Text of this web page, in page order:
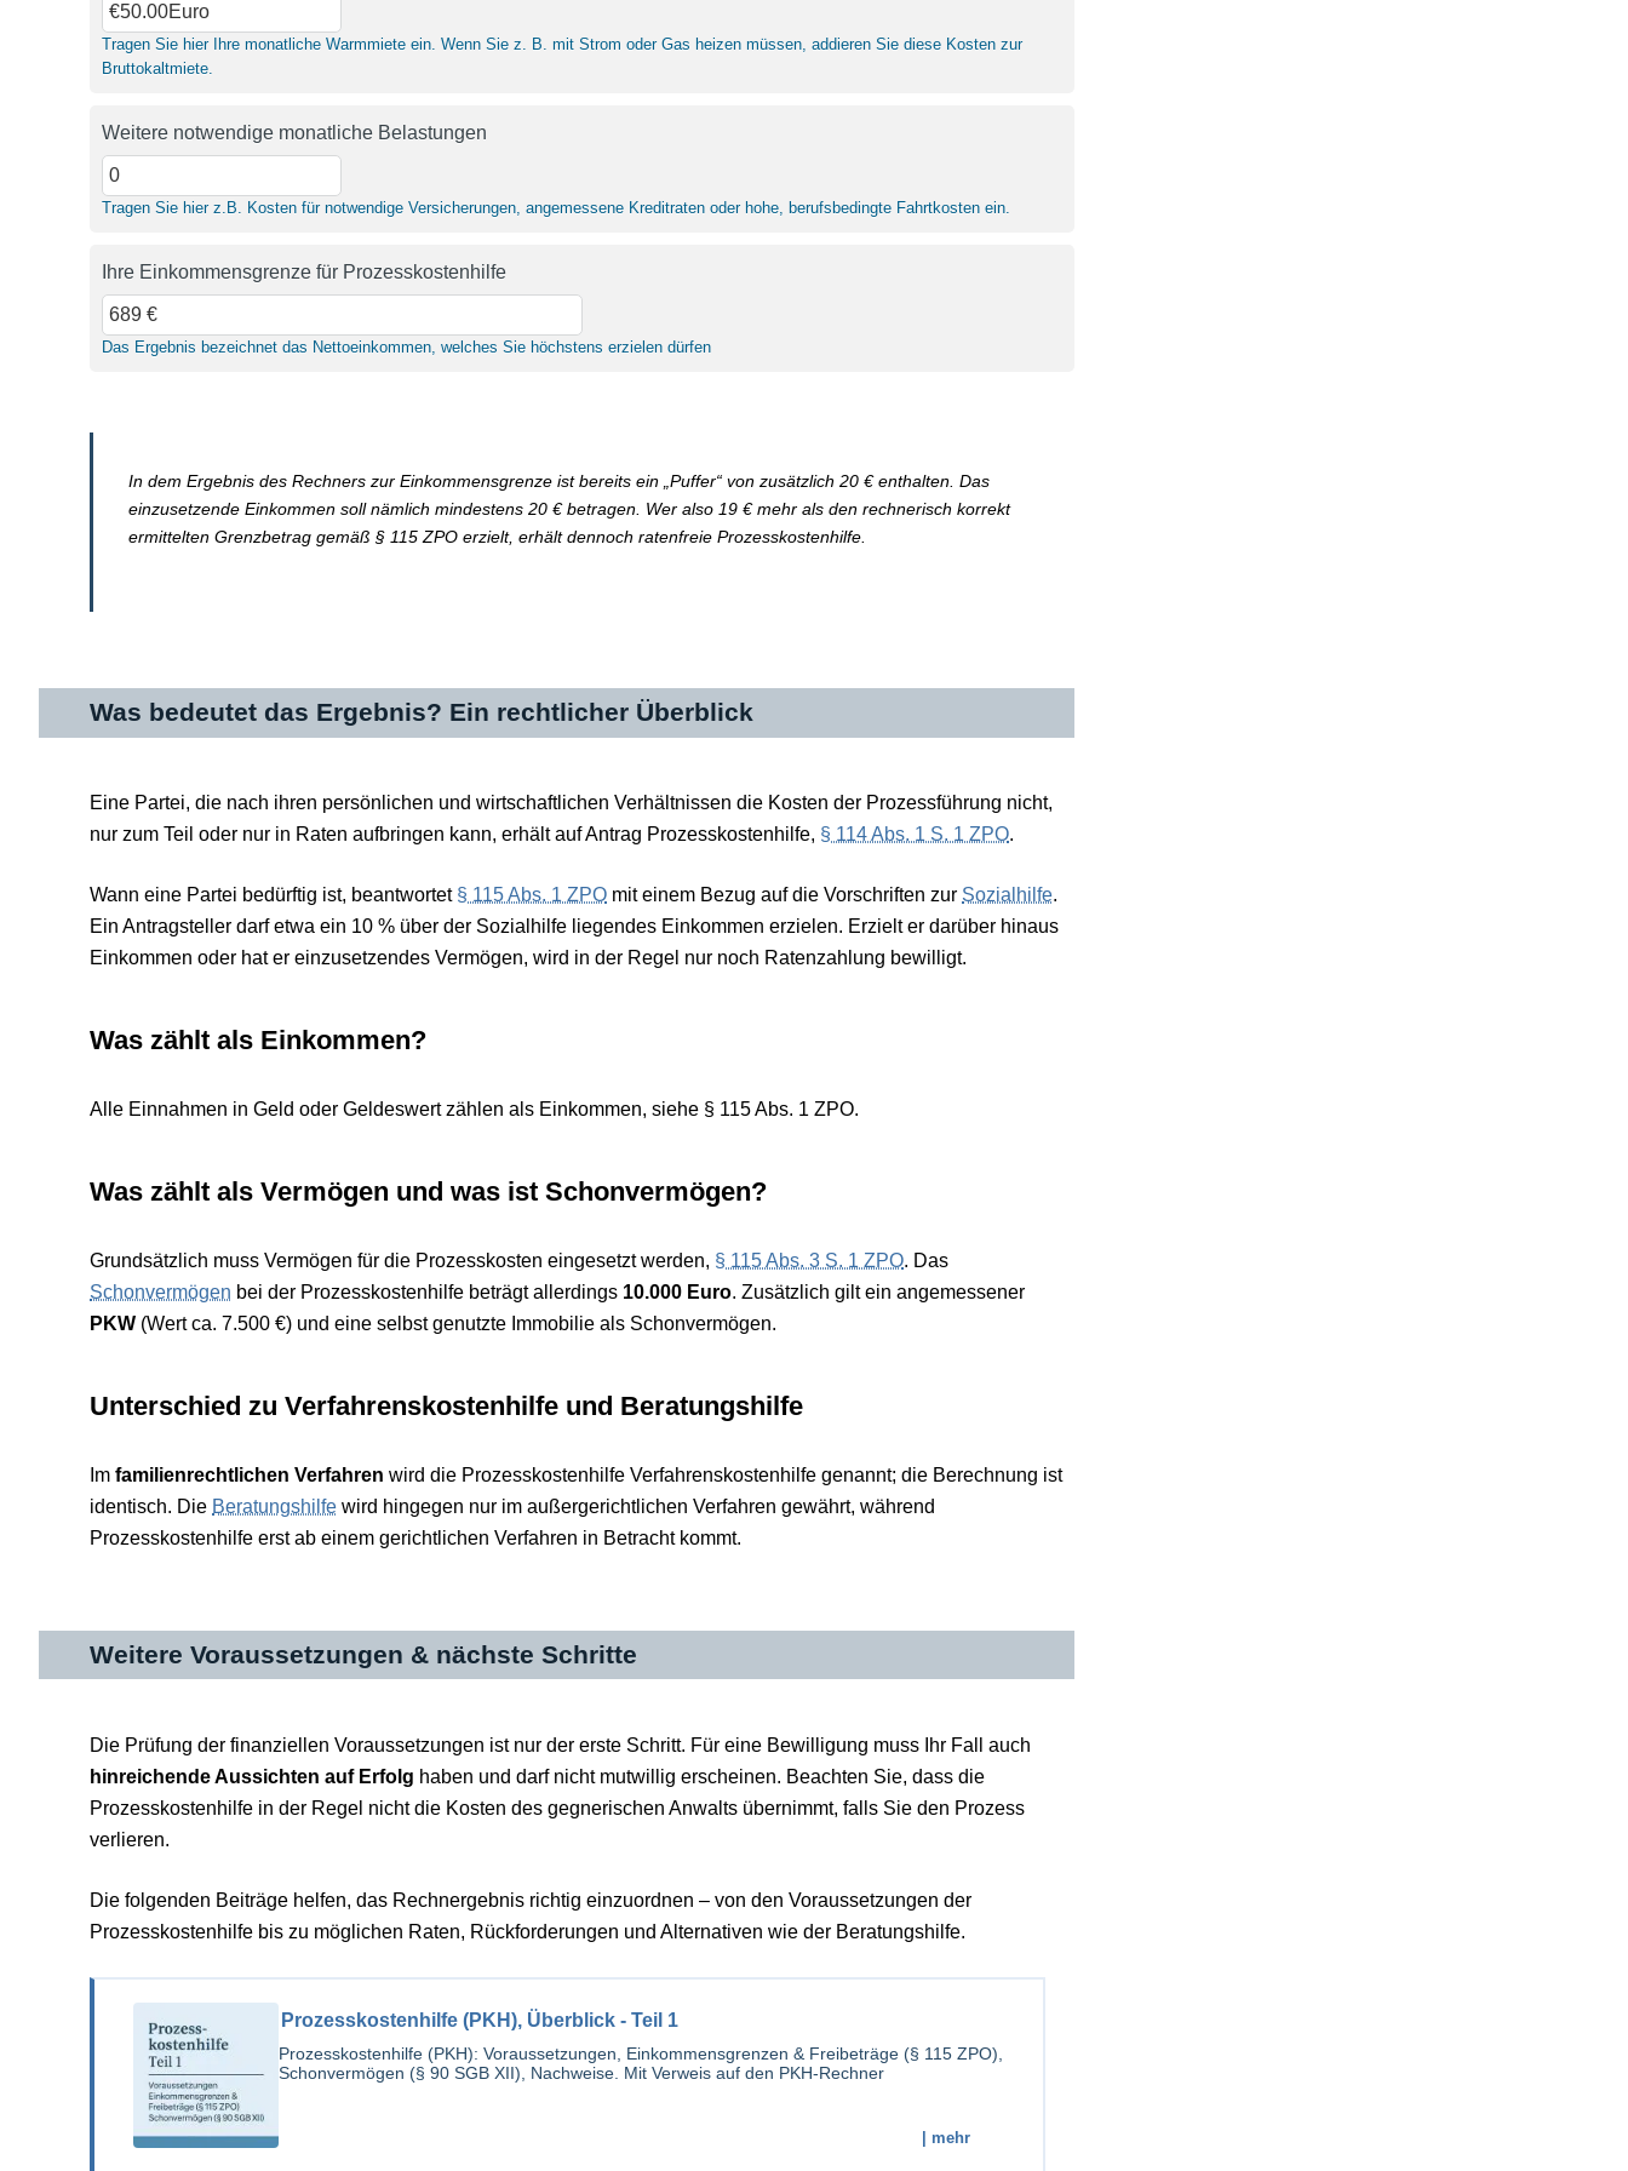
Tragen Sie hier Ihre monatliche Warmmiete ein. Wenn Sie z. B. mit Strom oder Gas heizen müssen, addieren Sie diese Kosten zur
Bruttokaltmiete.
Weitere notwendige monatliche Belastungen
Tragen Sie hier z.B. Kosten für notwendige Versicherungen, angemessene Kreditraten oder hohe, berufsbedingte Fahrtkosten ein.
Ihre Einkommensgrenze für Prozesskostenhilfe
Das Ergebnis bezeichnet das Nettoeinkommen, welches Sie höchstens erzielen dürfen
In dem Ergebnis des Rechners zur Einkommensgrenze ist bereits ein „Puffer“ von zusätzlich 20 € enthalten. Das
einzusetzende Einkommen soll nämlich mindestens 20 € betragen. Wer also 19 € mehr als den rechnerisch korrekt
ermittelten Grenzbetrag gemäß § 115 ZPO erzielt, erhält dennoch ratenfreie Prozesskostenhilfe.
Was bedeutet das Ergebnis? Ein rechtlicher Überblick
Eine Partei, die nach ihren persönlichen und wirtschaftlichen Verhältnissen die Kosten der Prozessführung nicht,
nur zum Teil oder nur in Raten aufbringen kann, erhält auf Antrag Prozesskostenhilfe, § 114 Abs. 1 S. 1 ZPO.
Wann eine Partei bedürftig ist, beantwortet § 115 Abs. 1 ZPO mit einem Bezug auf die Vorschriften zur Sozialhilfe.
Ein Antragsteller darf etwa ein 10 % über der Sozialhilfe liegendes Einkommen erzielen. Erzielt er darüber hinaus
Einkommen oder hat er einzusetzendes Vermögen, wird in der Regel nur noch Ratenzahlung bewilligt.
Was zählt als Einkommen?
Alle Einnahmen in Geld oder Geldeswert zählen als Einkommen, siehe § 115 Abs. 1 ZPO.
Was zählt als Vermögen und was ist Schonvermögen?
Grundsätzlich muss Vermögen für die Prozesskosten eingesetzt werden, § 115 Abs. 3 S. 1 ZPO. Das
Schonvermögen bei der Prozesskostenhilfe beträgt allerdings 10.000 Euro. Zusätzlich gilt ein angemessener
PKW (Wert ca. 7.500 €) und eine selbst genutzte Immobilie als Schonvermögen.
Unterschied zu Verfahrenskostenhilfe und Beratungshilfe
Im familienrechtlichen Verfahren wird die Prozesskostenhilfe Verfahrenskostenhilfe genannt; die Berechnung ist
identisch. Die Beratungshilfe wird hingegen nur im außergerichtlichen Verfahren gewährt, während
Prozesskostenhilfe erst ab einem gerichtlichen Verfahren in Betracht kommt.
Weitere Voraussetzungen & nächste Schritte
Die Prüfung der finanziellen Voraussetzungen ist nur der erste Schritt. Für eine Bewilligung muss Ihr Fall auch
hinreichende Aussichten auf Erfolg haben und darf nicht mutwillig erscheinen. Beachten Sie, dass die
Prozesskostenhilfe in der Regel nicht die Kosten des gegnerischen Anwalts übernimmt, falls Sie den Prozess
verlieren.
Die folgenden Beiträge helfen, das Rechnergebnis richtig einzuordnen – von den Voraussetzungen der
Prozesskostenhilfe bis zu möglichen Raten, Rückforderungen und Alternativen wie der Beratungshilfe.
Prozesskostenhilfe (PKH), Überblick - Teil 1
Prozesskostenhilfe (PKH): Voraussetzungen, Einkommensgrenzen & Freibeträge (§ 115 ZPO),
Schonvermögen (§ 90 SGB XII), Nachweise. Mit Verweis auf den PKH-Rechner
| mehr